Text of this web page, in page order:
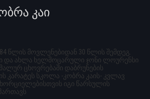
კაი
წლის მოვლენებიდან 30 წლის შემდეგ.
და ახლა ხელმოცარული ჯონი ლოურენსი
ცხოვრებაში დაბრუნების
კარატეს სკოლა -კობრა კაის- კვლავ
იგი წარსულის